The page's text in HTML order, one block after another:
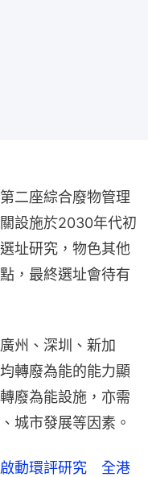
二座綜合廢物管理
設施於2030年代初
址研究，物色其他
，最終選址會待有
州、深圳、新加
轉廢為能的能力顯
廢為能設施，亦需
城市發展等因素。
動環評研究 全港